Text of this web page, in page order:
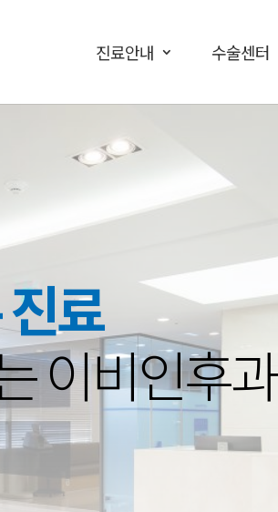
진료안내 수술센터
료
이비인후과